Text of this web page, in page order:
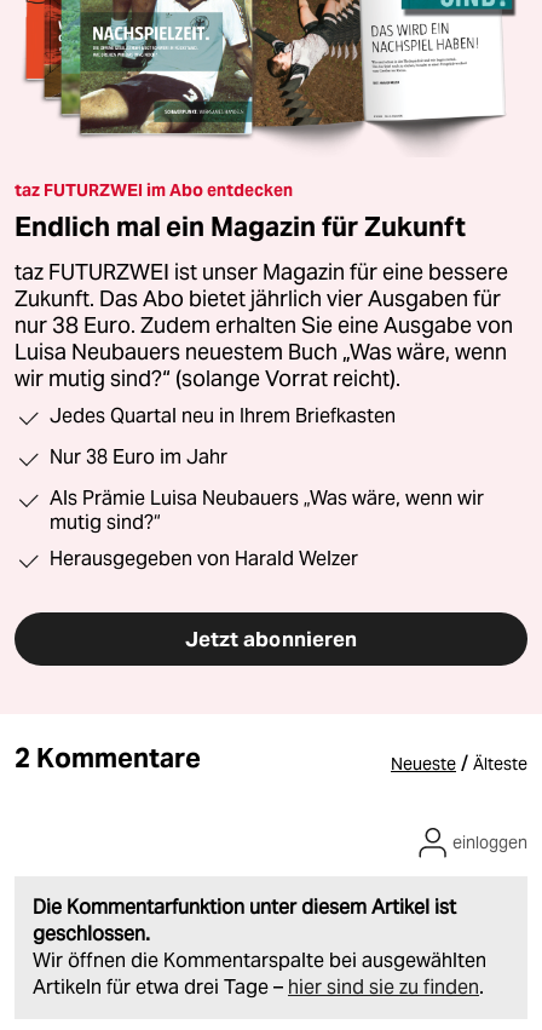
taz FUTURZWEI im Abo entdecken
Endlich mal ein Magazin für Zukunft
taz FUTURZWEI ist unser Magazin für eine bessere
Zukunft. Das Abo bietet jährlich vier Ausgaben für
nur 38 Euro. Zudem erhalten Sie eine Ausgabe von
Luisa Neubauers neuestem Buch „Was wäre, wenn
wir mutig sind?“ (solange Vorrat reicht).
Jedes Quartal neu in Ihrem Briefkasten
Nur 38 Euro im Jahr
Als Prämie Luisa Neubauers „Was wäre, wenn wir
mutig sind?“
Herausgegeben von Harald Welzer
Jetzt abonnieren
2 Kommentare Neueste / Älteste
Die Kommentarfunktion unter diesem Artikel ist
geschlossen.
Wir öffnen die Kommentarspalte bei ausgewählten
Artikeln für etwa drei Tage – hier sind sie zu finden.
einloggen